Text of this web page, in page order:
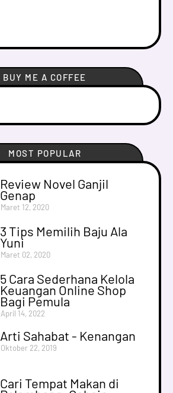
BUY ME A COFFEE
MOST POPULAR
Review Novel Ganjil
Genap
Maret 12, 2020
3 Tips Memilih Baju Ala
Yuni
Maret 02, 2020
5 Cara Sederhana Kelola
Keuangan Online Shop
Bagi Pemula
April 14, 2022
Arti Sahabat - Kenangan
Oktober 22, 2019
Cari Tempat Makan di